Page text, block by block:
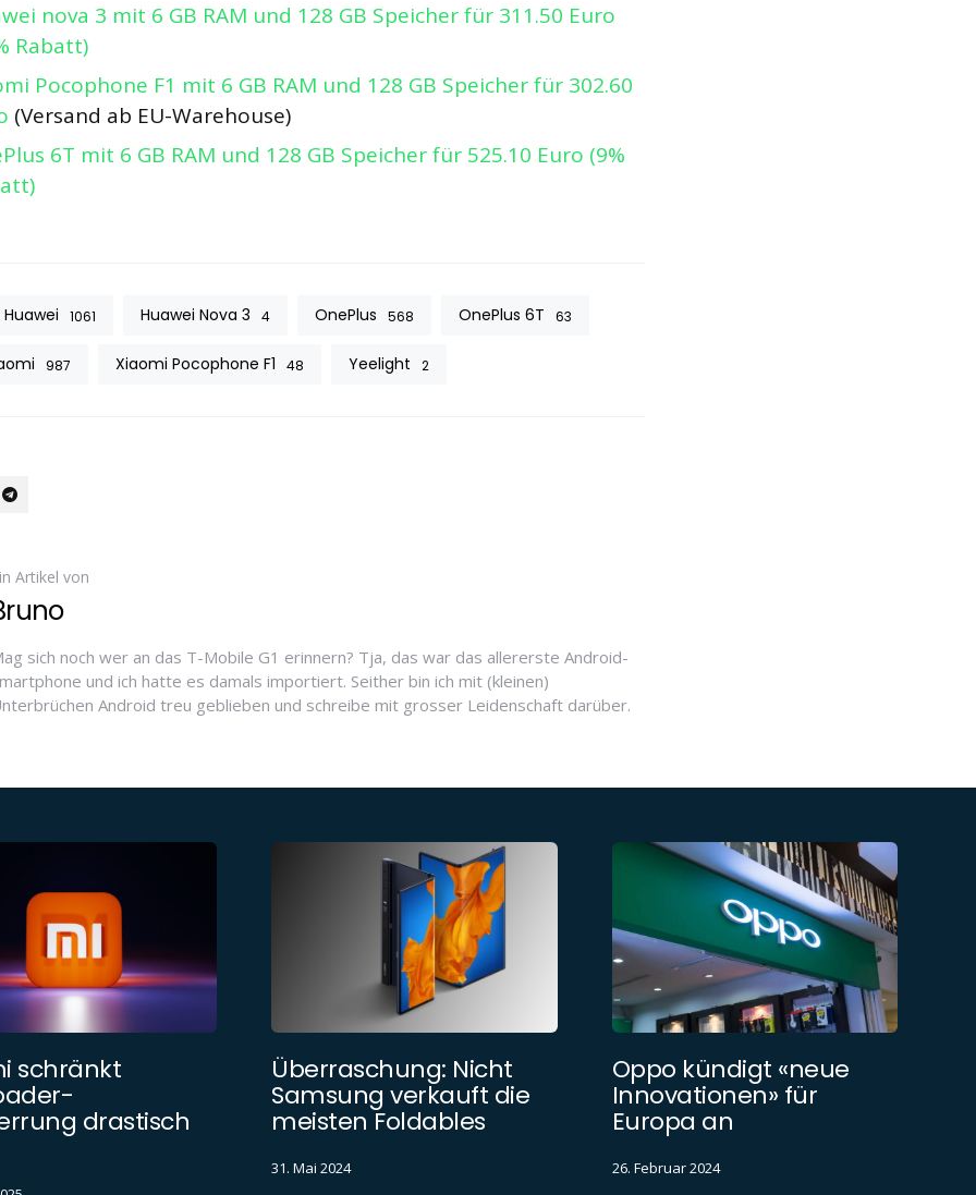
nova 3 mit 6 GB RAM und 128 GB Speicher für 311.50 Euro
Rabatt)
Pocophone F1 mit 6 GB RAM und 128 GB Speicher für 302.60
(Versand ab EU-Warehouse)
6T mit 6 GB RAM und 128 GB Speicher für 525.10 Euro (9%
Huawei 1061 Huawei Nova 3 4 OnePlus 568 OnePlus 6T 63
987 Xiaomi Pocophone F1 48 Yeelight 2
Artikel von
sich noch wer an das T-Mobile G1 erinnern? Tja, das war das allererste Android-
und ich hatte es damals importiert. Seither bin ich mit (kleinen)
Android treu geblieben und schreibe mit grosser Leidenschaft darüber.
schränkt
drastisch
Überraschung: Nicht
Samsung verkauft die
meisten Foldables
31. Mai 2024
Oppo kündigt «neue
Innovationen» für
Europa an
26. Februar 2024